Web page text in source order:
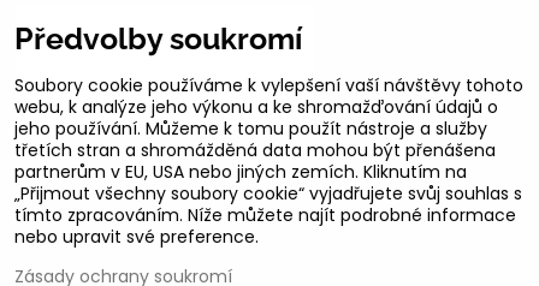
Odeslat
B2b podmínky pro registrované partnery
Předvolby soukromí
Soubory cookie používáme k vylepšení vaší návštěvy tohoto
webu, k analýze jeho výkonu a ke shromažďování údajů o
jeho používání. Můžeme k tomu použít nástroje a služby
třetích stran a shromážděná data mohou být přenášena
partnerům v EU, USA nebo jiných zemích. Kliknutím na
„Přijmout všechny soubory cookie“ vyjadřujete svůj souhlas s
tímto zpracováním. Níže můžete najít podrobné informace
nebo upravit své preference.
Zásady ochrany soukromí